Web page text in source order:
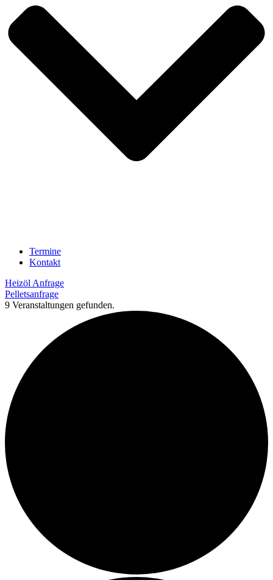
Termine
Kontakt
Heizöl Anfrage
Pelletsanfrage
9 Veranstaltungen gefunden.